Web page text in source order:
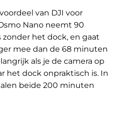
van DJI voor
Nano neemt 90
het dock, en gaat
mee dan de 68 minuten
als je de camera op
het dock onpraktisch is. In
beide 200 minuten